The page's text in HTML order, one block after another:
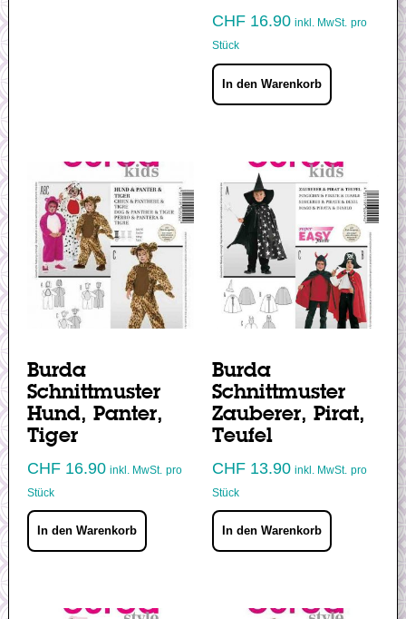
CHF16.90 inkl. MwSt. pro
Stück
In den Warenkorb
Burda
Schnittmuster
Hund, Panter,
Tiger
CHF16.90 inkl. MwSt. pro
Stück
In den Warenkorb
Burda
Schnittmuster
Zauberer, Pirat,
Teufel
CHF13.90 inkl. MwSt. pro
Stück
In den Warenkorb